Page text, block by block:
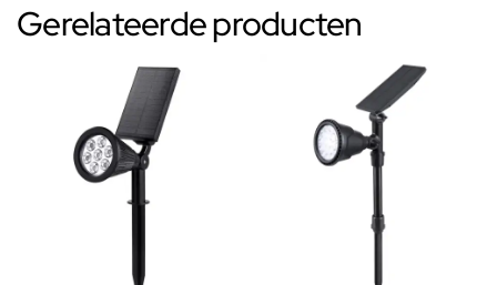
Gerelateerde producten